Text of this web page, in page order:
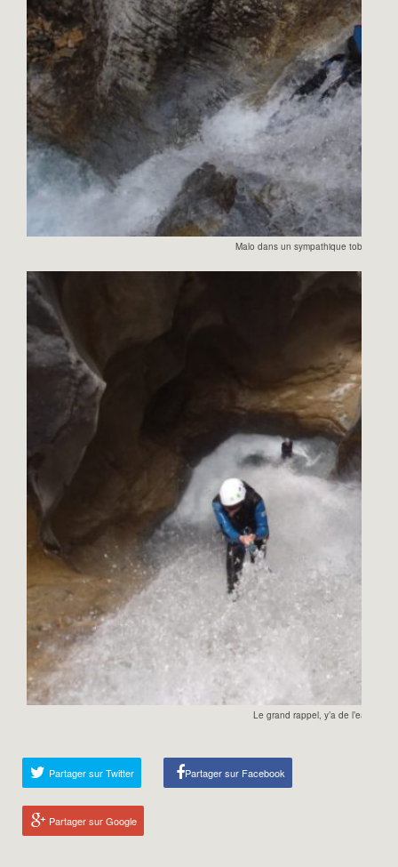
Malo dans un sympathique toboggan.
Le grand rappel, y’a de l’eau!
Partager sur Twitter Partager sur Facebook
Partager sur Google